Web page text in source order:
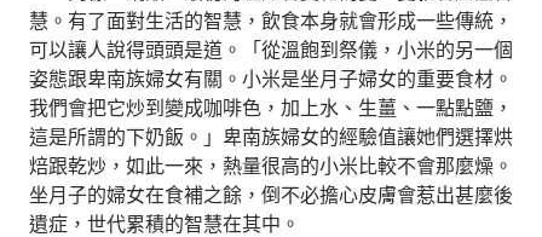
慧。有了面對生活的智慧，飲食本身就會形成一些傳統，
可以讓人說得頭頭是道。「從溫飽到祭儀，小米的另一個
姿態跟卑南族婦女有關。小米是坐月子婦女的重要食材。
我們會把它炒到變成咖啡色，加上水、生薑、一點點鹽，
這是所謂的下奶飯。」卑南族婦女的經驗值讓她們選擇烘
焙跟乾炒，如此一來，熱量很高的小米比較不會那麼燥。
坐月子的婦女在食補之餘，倒不必擔心皮膚會惹出甚麼後
遺症，世代累積的智慧在其中。